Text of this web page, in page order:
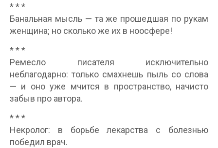
* * *
Банальная мысль — та же прошедшая по рукам
женщина; но сколько же их в ноосфере!
* * *
Ремесло писателя исключительно
неблагодарно: только смахнешь пыль со слова
— и оно уже мчится в пространство, начисто
забыв про автора.
* * *
Некролог: в борьбе лекарства с болезнью
победил врач.